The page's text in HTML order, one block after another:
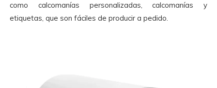
como calcomanías personalizadas, calcomanías y
etiquetas, que son fáciles de producir a pedido.